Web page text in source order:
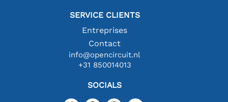
SERVICE CLIENTS
Entreprises
Contact
info@opencircuit.nl
+31 850014013
SOCIALS